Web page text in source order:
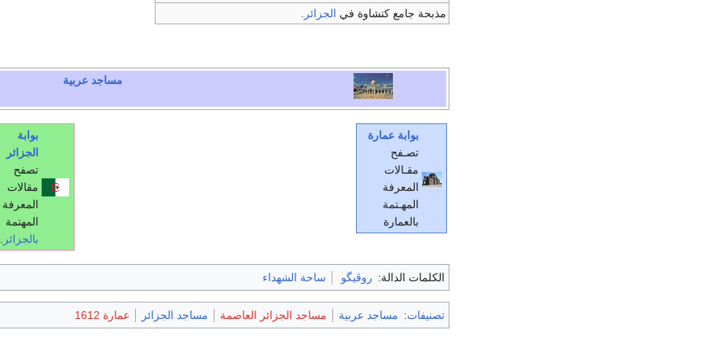
مذبحة جامع كتشاوة في الجزائر
مساجد عربية
بوابة عمارة
تصـفح
مقـالات
المعرفة
المهـتمة
بالعمارة
بوابة
الجزائر
تصفح
مقالات
المعرفة
المهتمة
بالجزائر .
الكلمات الدالة: روڤيگو ساحة الشهداء
تصنيفات: مساجد عربية مساجد الجزائر العاصمة مساجد الجزائر عمارة 1612